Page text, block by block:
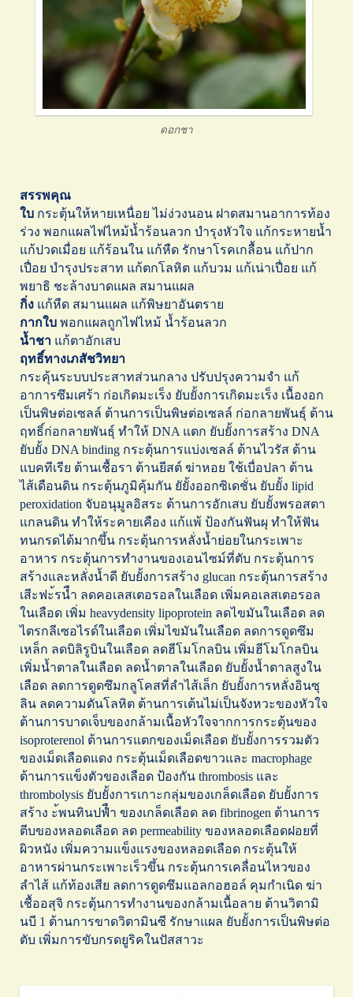
ดอกชา
สรรพคุณ
ใบ กระตุ้นให้หายเหนื่อย ไม่ง่วงนอน ฝาดสมานอาการท้อง
ร่วง พอกแผลไฟไหม้น้ำร้อนลวก บำรุงหัวใจ แก้กระหายน้ำ
แก้ปวดเมื่อย แก้ร้อนใน แก้หืด รักษาโรคเกลื้อน แก้ปาก
เปื่อย บำรุงประสาท แก้ตกโลหิต แก้บวม แก้เน่าเปื่อย แก้
พยาธิ ชะล้างบาดแผล สมานแผล
กิ่ง แก้หืด สมานแผล แก้พิษยาอันตราย
กากใบ พอกแผลถูกไฟไหม้ น้ำร้อนลวก
น้ำชา แก้ตาอักเสบ
ฤทธิ์ทางเภสัชวิทยา
กระคุ้นระบบประสาทส่วนกลาง ปรับปรุงความจำ แก้
อาการซึมเศร้า ก่อเกิดมะเร็ง ยับยั้งการเกิดมะเร็ง เนื้องอก
เป็นพิษต่อเซลล์ ต้านการเป็นพิษต่อเซลล์ ก่อกลายพันธุ์ ต้าน
ฤทธิ์ก่อกลายพันธุ์ ทำให้ DNA แตก ยับยั้งการสร้าง DNA
ยับยั้ง DNA binding กระตุ้นการแบ่งเซลล์ ต้านไวรัส ต้าน
แบคทีเรีย ต้านเชื้อรา ต้านยีสต์ ฆ่าหอย ใช้เบื่อปลา ต้าน
ไส้เดือนดิน กระตุ้นภูมิคุ้มกัน ยัยั้งออกซิเดชั่น ยับยั้ง lipid
peroxidation จับอนุมูลอิสระ ต้านการอักเสบ ยับยั้งพรอสตา
แกลนดิน ทำให้ระคายเคือง แก้แพ้ ป้องกันฟันผุ ทำให้ฟัน
ทนกรดได้มากขึ้น กระตุ้นการหลั่งน้ำย่อยในกระเพาะ
อาหาร กระตุ้นการทำงานของเอนไซม์ที่ตับ กระตุ้นการ
สร้างและหลั่งน้ำดี ยับยั้งการสร้าง glucan กระตุ้นการสร้าง
เสีะฟะ้รนืำ ลดคอเลสเตอรอลในเลือด เพิ่มคอเลสเตอรอล
ในเลือด เพิ่ม heavydensity lipoprotein ลดไขมันในเลือด ลด
ไตรกลีเซอไรด์ในเลือด เพิ่มไขมันในเลือด ลดการดูดซึม
เหล็ก ลดบิลิรูบินในเลือด ลดฮีโมโกลบิน เพิ่มฮีโมโกลบิน
เพิ่มน้ำตาลในเลือด ลดน้ำตาลในเลือด ยับยั้งน้ำตาลสูงใน
เลือด ลดการดูดซึมกลูโคสที่ลำไส้เล็ก ยับยั้งการหลั่งอินซุ
ลิน ลดความดันโลหิต ต้านการเต้นไม่เป็นจังหวะของหัวใจ
ต้านการบาดเจ็บของกล้ามเนื้อหัวใจจากการกระตุ้นของ
isoproterenol ต้านการแตกของเม็ดเลือด ยับยั้งการรวมตัว
ของเม็ดเลือดแดง กระตุ้นเม็ดเลือดขาวและ macrophage
ต้านการแข็งตัวของเลือด ป้องกัน thrombosis และ
thrombolysis ยับยั้งการเกาะกลุ่มของเกล็ดเลือด ยับยั้งการ
สร้าง ะ้พนทินปฟืำ ของเกล็ดเลือด ลด fibrinogen ต้านการ
ตีบของหลอดเลือด ลด permeability ของหลอดเลือดฝอยที่
ผิวหนัง เพิ่มความแข็งแรงของหลอดเลือด กระตุ้นให้
อาหารผ่านกระเพาะเร็วขึ้น กระตุ้นการเคลื่อนไหวของ
ลำไส้ แก้ท้องเสีย ลดการดูดซึมแอลกอฮอล์ คุมกำเนิด ฆ่า
เชื้ออสุจิ กระตุ้นการทำงานของกล้ามเนื้อลาย ต้านวิตามิ
นบี 1 ต้านการขาดวิตามินซี รักษาแผล ยับยั้งการเป็นพิษต่อ
ตับ เพิ่มการขับกรดยูริคในปัสสาวะ